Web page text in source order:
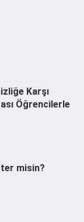
Karşı
Öğrencilerle
misin?